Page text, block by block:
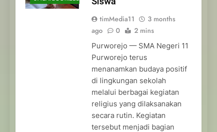
timMedia11
3 months
ago
0 2 mins
Purworejo — SMA Negeri 11
Purworejo terus
menanamkan budaya positif
di lingkungan sekolah
melalui berbagai kegiatan
religius yang dilaksanakan
secara rutin. Kegiatan
tersebut menjadi bagian